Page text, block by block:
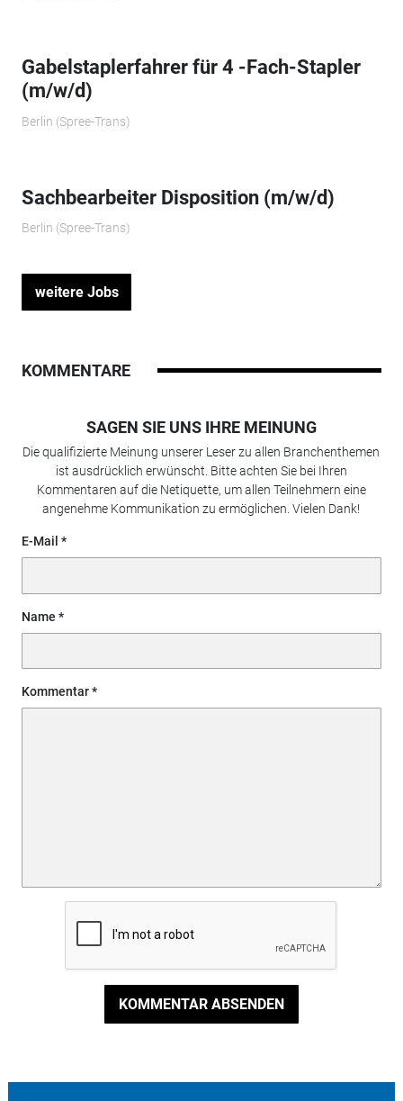
Gabelstaplerfahrer für 4 -Fach-Stapler
(m/w/d)
Berlin (Spree-Trans)
Sachbearbeiter Disposition (m/w/d)
Berlin (Spree-Trans)
weitere Jobs
KOMMENTARE
SAGEN SIE UNS IHRE MEINUNG
Die qualifizierte Meinung unserer Leser zu allen Branchenthemen
ist ausdrücklich erwünscht. Bitte achten Sie bei Ihren
Kommentaren auf die Netiquette, um allen Teilnehmern eine
angenehme Kommunikation zu ermöglichen. Vielen Dank!
E-Mail
Name
Kommentar
KOMMENTAR ABSENDEN